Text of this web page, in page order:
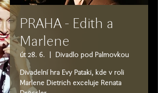
PRAHA - Edith a
Marlene
út 28. 6. Divadlo pod Palmovkou
Divadelní hra Evy Pataki, kde v roli
Marlene Dietrich exceluje Renata